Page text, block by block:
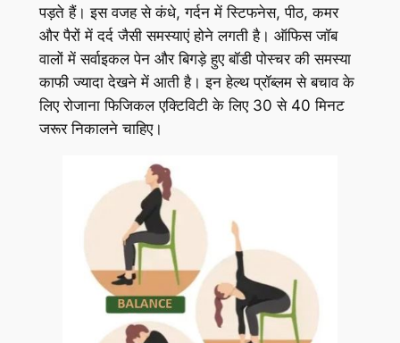
पड़ते हैं। इस वजह से कंधे, गर्दन में स्टिफनेस, पीठ, कमर
और पैरों में दर्द जैसी समस्याएं होने लगती है। ऑफिस जॉब
वालों में सर्वाइकल पेन और बिगड़े हुए बॉडी पोस्चर की समस्या
काफी ज्यादा देखने में आती है। इन हेल्थ प्रॉब्लम से बचाव के
लिए रोजाना फिजिकल एक्टिविटी के लिए 30 से 40 मिनट
जरूर निकालने चाहिए।